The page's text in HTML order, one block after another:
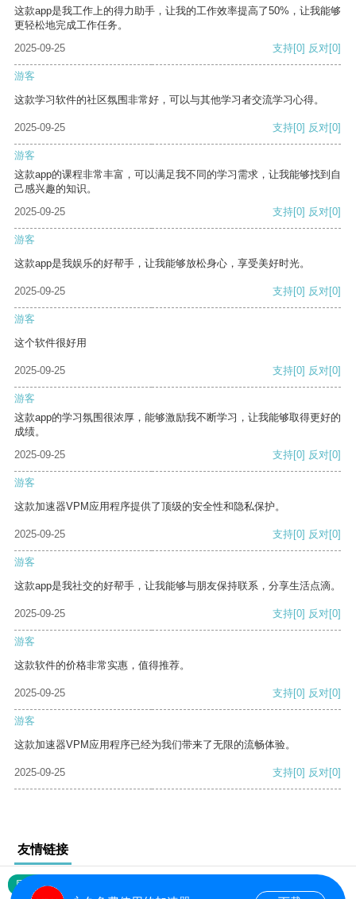
这款app是我工作上的得力助手，让我的工作效率提高了50%，让我能够
更轻松地完成工作任务。
2025-09-25
支持[0] 反对[0]
游客
这款学习软件的社区氛围非常好，可以与其他学习者交流学习心得。
2025-09-25 支持[0] 反对[0]
游客
这款app的课程非常丰富，可以满足我不同的学习需求，让我能够找到自
己感兴趣的知识。
2025-09-25
支持[0] 反对[0]
游客
这款app是我娱乐的好帮手，让我能够放松身心，享受美好时光。
2025-09-25 支持[0] 反对[0]
游客
这个软件很好用
2025-09-25 支持[0] 反对[0]
游客
这款app的学习氛围很浓厚，能够激励我不断学习，让我能够取得更好的
成绩。
2025-09-25
支持[0] 反对[0]
游客
这款加速器VPM应用程序提供了顶级的安全性和隐私保护。
2025-09-25 支持[0] 反对[0]
游客
这款app是我社交的好帮手，让我能够与朋友保持联系，分享生活点滴。
2025-09-25 支持[0] 反对[0]
游客
这款软件的价格非常实惠，值得推荐。
2025-09-25 支持[0] 反对[0]
游客
这款加速器VPM应用程序已经为我们带来了无限的流畅体验。
2025-09-25 支持[0] 反对[0]
友情链接
网站地图